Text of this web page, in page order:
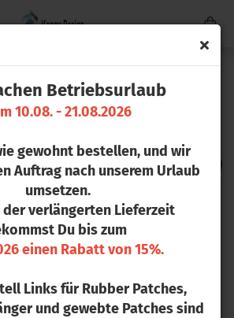
Betriebsurlaub
10.08. - 21.08.2026
gewohnt bestellen, und wir
Auftrag nach unserem Urlaub
umsetzen.
der verlängerten Lieferzeit
Du bis zum
einen Rabatt von 15%.
Links für Rubber Patches,
und gewebte Patches sind